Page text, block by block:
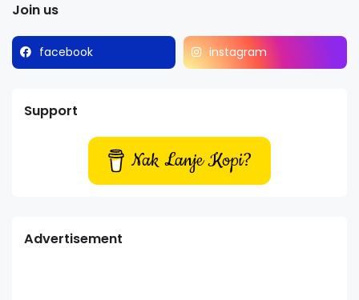
Join us
facebook instagram
Support
Nak Lanje Kopi?
Advertisement